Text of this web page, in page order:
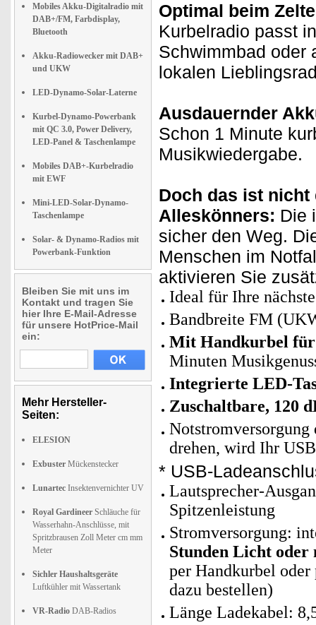
Mobiles Akku-Digitalradio mit
DAB+/FM, Farbdisplay,
Bluetooth
Akku-Radiowecker mit DAB+
und UKW
LED-Dynamo-Solar-Laterne
Kurbel-Dynamo-Powerbank
mit QC 3.0, Power Delivery,
LED-Panel & Taschenlampe
Mobiles DAB+-Kurbelradio
mit EWF
Mini-LED-Solar-Dynamo-
Taschenlampe
Solar- & Dynamo-Radios mit
Powerbank-Funktion
Bleiben Sie mit uns im
Kontakt und tragen Sie
hier Ihre E-Mail-Adresse
für unsere HotPrice-Mail
ein:
Mehr Hersteller-
Seiten:
ELESION
Exbuster Mückenstecker
Lunartec Insektenvernichter UV
Royal Gardineer Schläuche für
Wasserhahn-Anschlüsse, mit
Spritzbrausen Zoll Meter cm mm
Meter
Sichler Haushaltsgeräte
Luftkühler mit Wassertank
VR-Radio DAB-Radios
Optimal beim
Kurbelradio passt
Schwimmbad oder
lokalen
Ausdauernder
Schon 1 Minute
Musikwiedergabe.
Doch das ist
Alleskönners: Die
sicher den Weg.
Menschen im
aktivieren Sie
Ideal für Ihre
Bandbreite FM
Mit Handkurbel
Minuten
Integrierte LED-
Zuschaltbare, 120
drehen, wird Ihr
* USB-
Lautsprecher-
Spitzenleistung
Stromversorgung:
Stunden Licht oder
per Handkurbel
dazu bestellen)
Länge Ladekabel: